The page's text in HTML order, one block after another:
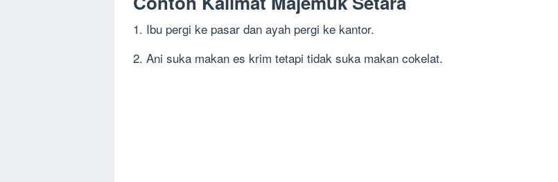
1. Ibu pergi ke pasar dan ayah pergi ke kantor.
2. Ani suka makan es krim tetapi tidak suka makan cokelat.